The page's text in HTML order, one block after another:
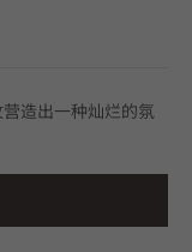
造出一种灿烂的氛